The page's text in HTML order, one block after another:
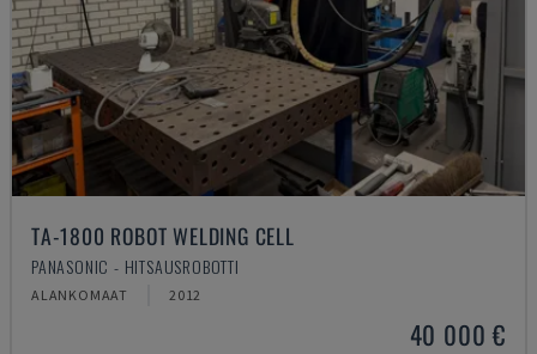
TA-1800 ROBOT WELDING CELL
PANASONIC - HITSAUSROBOTTI
ALANKOMAAT 2012
40 000 €